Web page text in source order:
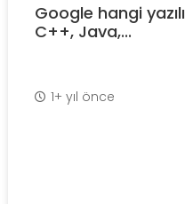
Google hangi
C++, Java,...
1+ yıl önce